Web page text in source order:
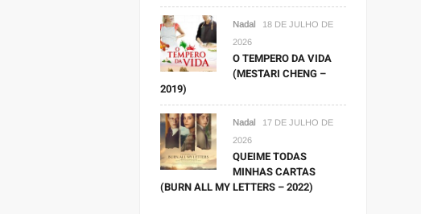
Nadal
18 DE JULHO DE
2026
O TEMPERO DA VIDA
(MESTARI CHENG –
2019)
Nadal
17 DE JULHO DE
2026
QUEIME TODAS
MINHAS CARTAS
(BURN ALL MY LETTERS – 2022)